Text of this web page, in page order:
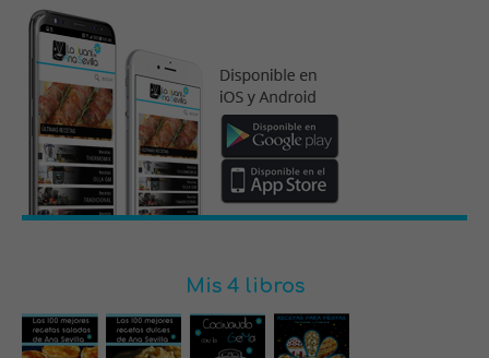
Mis 4 libros